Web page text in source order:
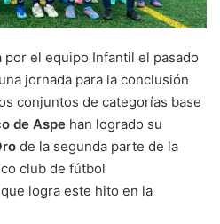
el equipo Infantil el pasado
jornada para la conclusión
conjuntos de categorías base
de Aspe han logrado su
de la segunda parte de la
club de fútbol
logra este hito en la